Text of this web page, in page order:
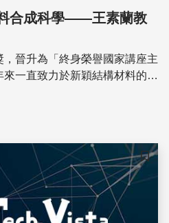
合成科學——王素蘭教
晉升為「終身榮譽國家講座主
一直致力於新穎結構材料的合
，更是材料合成科學上的重要
台灣科學與工業的進步有相當
儲存